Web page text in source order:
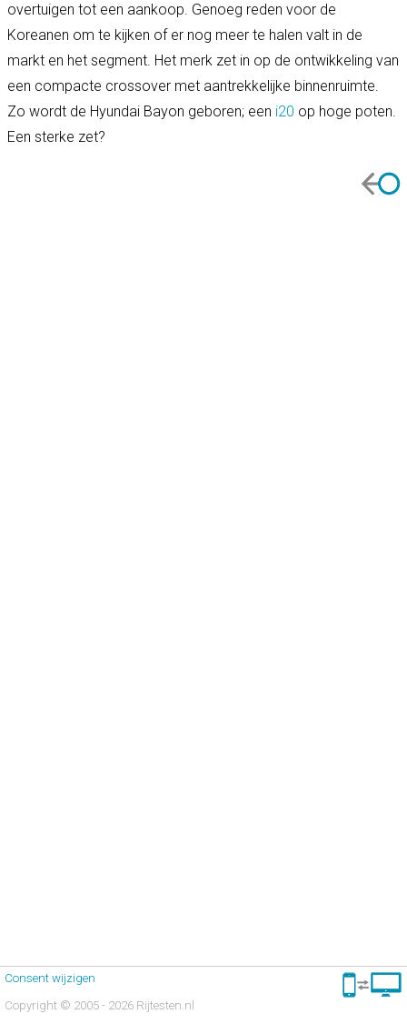
overtuigen tot een aankoop. Genoeg reden voor de
Koreanen om te kijken of er nog meer te halen valt in de
markt en het segment. Het merk zet in op de ontwikkeling van
een compacte crossover met aantrekkelijke binnenruimte.
Zo wordt de Hyundai Bayon geboren; een i20 op hoge poten.
Een sterke zet?
Consent wijzigen
Copyright © 2005 - 2026 Rijtesten.nl